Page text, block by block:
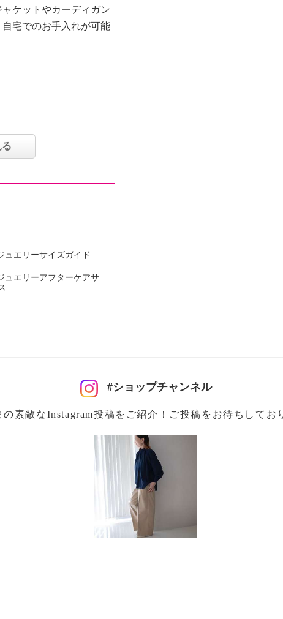
ケットやカーディガン
宅でのお手入れが可能
２％
ュエリーサイズガイド
ュエリーアフターケアサ
#ショップチャンネル
の素敵なInstagram投稿をご紹介！ご投稿をお待ちしてお